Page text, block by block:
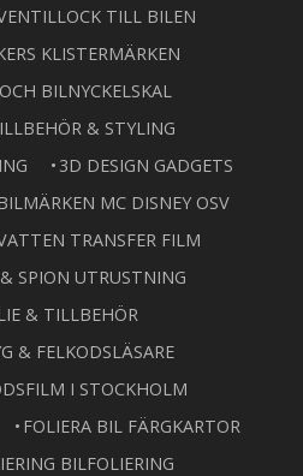
TILL BILEN
KLISTERMÄRKEN
BILNYCKELSKAL
& STYLING
3D DESIGN GADGETS
MC DISNEY OSV
TRANSFER FILM
SPION UTRUSTNING
& TILLBEHÖR
& FELKODSLÄSARE
I STOCKHOLM
FOLIERA BIL FÄRGKARTOR
BILFOLIERING